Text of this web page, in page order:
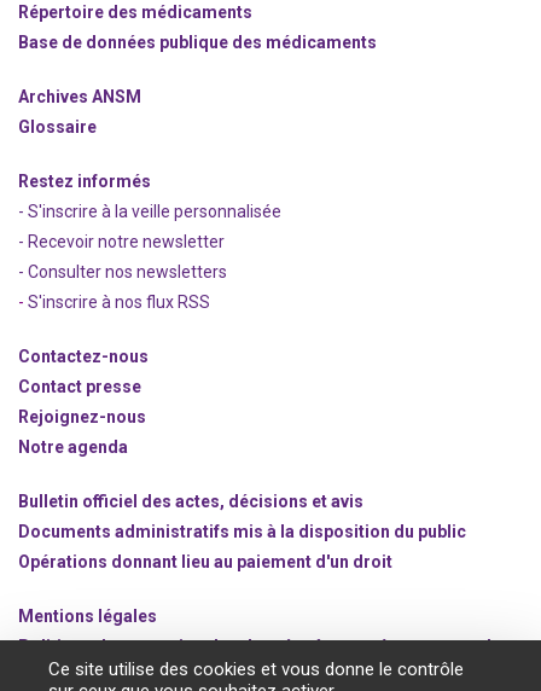
Répertoire des médicaments
Base de données publique des médicaments
Archives ANSM
Glossaire
Restez informés
- S'inscrire à la veille personnalisée
- Recevoir notre newsletter
- Consulter nos newsletters
- S'inscrire à nos flux RSS
Contactez-nous
Contact presse
Rejoignez-nous
Notre agenda
Bulletin officiel des actes, décisions et avis
Documents administratifs mis à la disposition du public
Opérations donnant lieu au paiement d'un droit
Mentions légales
Politique de protection des données à caractère personnel
Gestion des cookies
Ce site utilise des cookies et vous donne le contrôle